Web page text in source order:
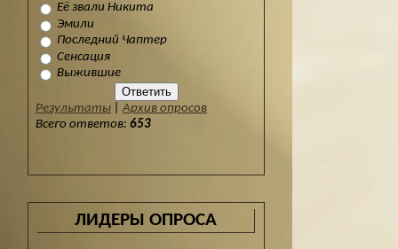
Её звали Никита
Эмили
Последний Чаптер
Сенсация
Выжившие
Результаты
Архив опросов
Всего ответов: 653
ЛИДЕРЫ ОПРОСА